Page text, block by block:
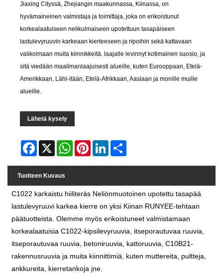
Jiaxing Cityssä, Zhejiangin maakunnassa, Kiinassa, on
hyvämaineinen valmistaja ja toimittaja, joka on erikoistunut
korkealaatuiseen nelikulmaiseen upotettuun tasapäiseen
lastulevyruuvin karkeaan kierteeseen ja ripoihin sekä kattavaan
valikoimaan muita kiinnikkeitä. laajalle levinnyt kotimainen suosio, ja
sitä viedään maailmanlaajuisesti alueille, kuten Eurooppaan, Etelä-
Amerikkaan, Lähi-itään, Etelä-Afrikkaan, Aasiaan ja monille muille
alueille.
Lähetä kysely
Facebook WhatsAppPinterestLinkedIn
Tuotteen Kuvaus
C1022 karkaistu hiiliteräs Neliönmuotoinen upotettu tasapää
lastulevyruuvi karkea kierre on yksi Kiinan RUNYEE-tehtaan
päätuotteista. Olemme myös erikoistuneet valmistamaan
korkealaatuisia C1022-kipsilevyruuvia, itseporautuvaa ruuvia,
itseporautuvaa ruuvia, betoniruuvia, kattoruuvia, C10B21-
rakennusruuvia ja muita kiinnittimiä, kuten muttereita, pultteja,
ankkureita, kierretankoja jne.